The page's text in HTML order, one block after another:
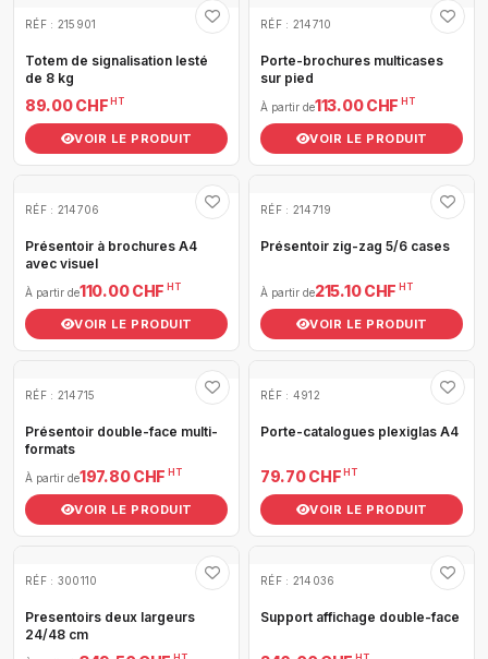
RÉF : 215901
Totem de signalisation lesté
de 8 kg
89.00 CHF HT
VOIR LE PRODUIT
RÉF : 214710
Porte-brochures multicases
sur pied
À partir de113.00 CHF HT
VOIR LE PRODUIT
RÉF : 214706
Présentoir à brochures A4
avec visuel
À partir de110.00 CHF HT
VOIR LE PRODUIT
RÉF : 214719
Présentoir zig-zag 5/6 cases
À partir de215.10 CHF HT
VOIR LE PRODUIT
RÉF : 214715
Présentoir double-face multi-
formats
À partir de197.80 CHF HT
VOIR LE PRODUIT
RÉF : 4912
Porte-catalogues plexiglas A4
79.70 CHF HT
VOIR LE PRODUIT
RÉF : 300110
Presentoirs deux largeurs
24/48 cm
RÉF : 214036
Support affichage double-face